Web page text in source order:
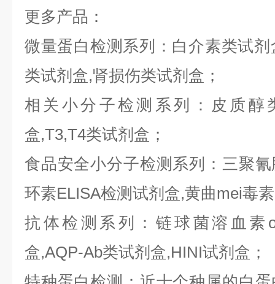
更多产品：
微量蛋白检测系列：白介素类试
类试剂盒,肾损伤类试剂盒；
相关小分子检测系列：皮质醇
盒,T3,T4类试剂盒；
食品安全小分子检测系列：三聚
环素ELISA检测试剂盒,黄曲mei毒
抗体检测系列：链球菌溶血素
盒,AQP-Ab类试剂盒,HINI试剂盒；